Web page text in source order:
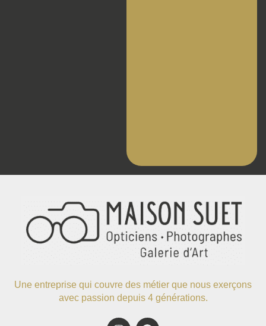
Une entreprise qui couvre des métier que nous exerçons
avec passion depuis 4 générations.